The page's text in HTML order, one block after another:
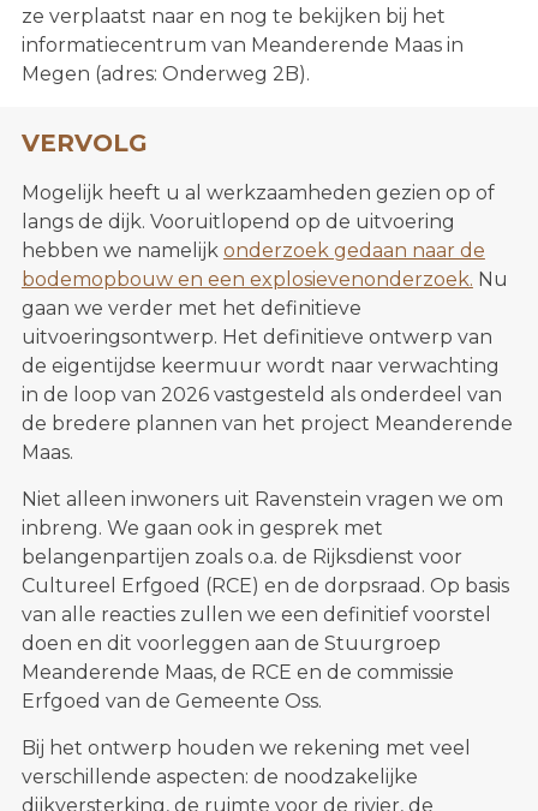
ze verplaatst naar en nog te bekijken bij het
informatiecentrum van Meanderende Maas in
Megen (adres: Onderweg 2B).
VERVOLG
Mogelijk heeft u al werkzaamheden gezien op of
langs de dijk. Vooruitlopend op de uitvoering
hebben we namelijk onderzoek gedaan naar de
bodemopbouw en een explosievenonderzoek. Nu
gaan we verder met het definitieve
uitvoeringsontwerp. Het definitieve ontwerp van
de eigentijdse keermuur wordt naar verwachting
in de loop van 2026 vastgesteld als onderdeel van
de bredere plannen van het project Meanderende
Maas.
Niet alleen inwoners uit Ravenstein vragen we om
inbreng. We gaan ook in gesprek met
belangenpartijen zoals o.a. de Rijksdienst voor
Cultureel Erfgoed (RCE) en de dorpsraad. Op basis
van alle reacties zullen we een definitief voorstel
doen en dit voorleggen aan de Stuurgroep
Meanderende Maas, de RCE en de commissie
Erfgoed van de Gemeente Oss.
Bij het ontwerp houden we rekening met veel
verschillende aspecten: de noodzakelijke
dijkversterking, de ruimte voor de rivier, de